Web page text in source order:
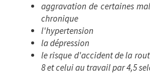
aggravation de certaines
chronique
l'hypertension
la dépression
le risque d'accident de la
8 et celui au travail par 4,5